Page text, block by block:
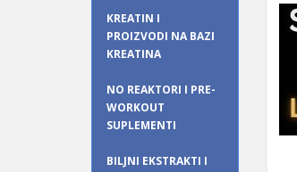
KREATIN I
PROIZVODI NA BAZI
KREATINA
NO REAKTORI I PRE-
WORKOUT
SUPLEMENTI
BILJNI EKSTRAKTI I